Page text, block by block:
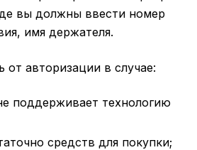
вы должны ввести номер
имя держателя.
от авторизации в случае:
поддерживает технологию
средств для покупки;